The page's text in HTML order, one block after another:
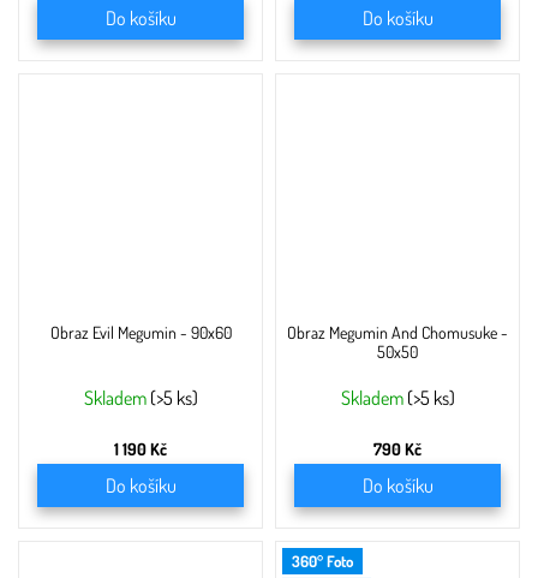
Do košíku Do košíku
Obraz Evil Megumin - 90x60
Skladem (>5 ks)
1 190 Kč
Do košíku
Obraz Megumin And Chomusuke -
50x50
Skladem (>5 ks)
790 Kč
Do košíku
360° Foto